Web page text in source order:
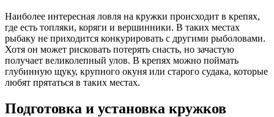
Наиболее интересная ловля на кружки происходит в крепях,
где есть топляки, коряги и вершинники. В таких местах
рыбаку не приходится конкурировать с другими рыболовами.
Хотя он может рисковать потерять снасть, но зачастую
получает великолепный улов. В крепях можно поймать
глубинную щуку, крупного окуня или старого судака, которые
любят прятаться в таких местах.
Подготовка и установка кружков